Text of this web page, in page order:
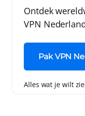
Ontdek
VPN
Pak VPN
Alles wat je wilt